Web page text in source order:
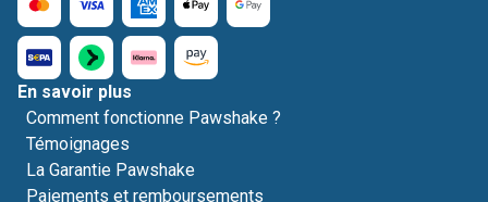
En savoir plus
Comment fonctionne Pawshake ?
Témoignages
La Garantie Pawshake
Paiements et remboursements